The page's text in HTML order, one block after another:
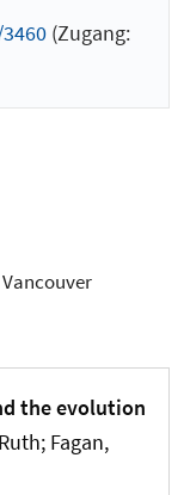
(Zugang:
Vancouver
the evolution
; Fagan,